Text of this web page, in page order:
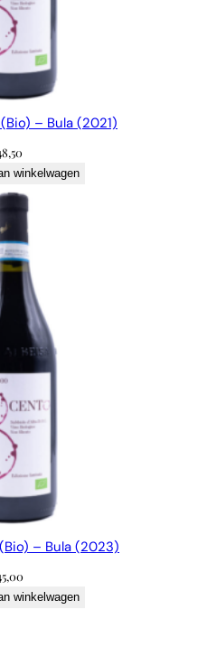
– Bula (2021)
winkelwagen
– Bula (2023)
winkelwagen